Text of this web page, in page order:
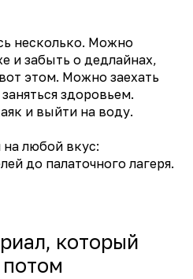
несколько. Можно
и забыть о дедлайнах,
этом. Можно заехать
здоровьем.
и выйти на воду.
любой вкус:
до палаточного лагеря.
который